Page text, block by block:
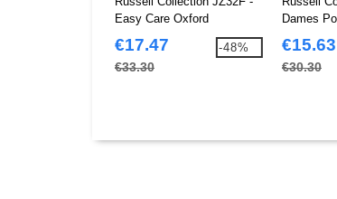
Easy Care Oxford
Overhemd Met Lange Mouw
€17.47
€33.30
-48%
Dames
€15.63
€30.30